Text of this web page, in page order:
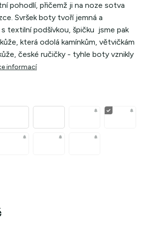
pohodlí, přičemž ji na noze sotva
Svršek boty tvoří jemná a
s textilní podšívkou, špičku jsme pak
která odolá kamínkům, větvičkám
české ručičky - tyhle boty vznikly
informací